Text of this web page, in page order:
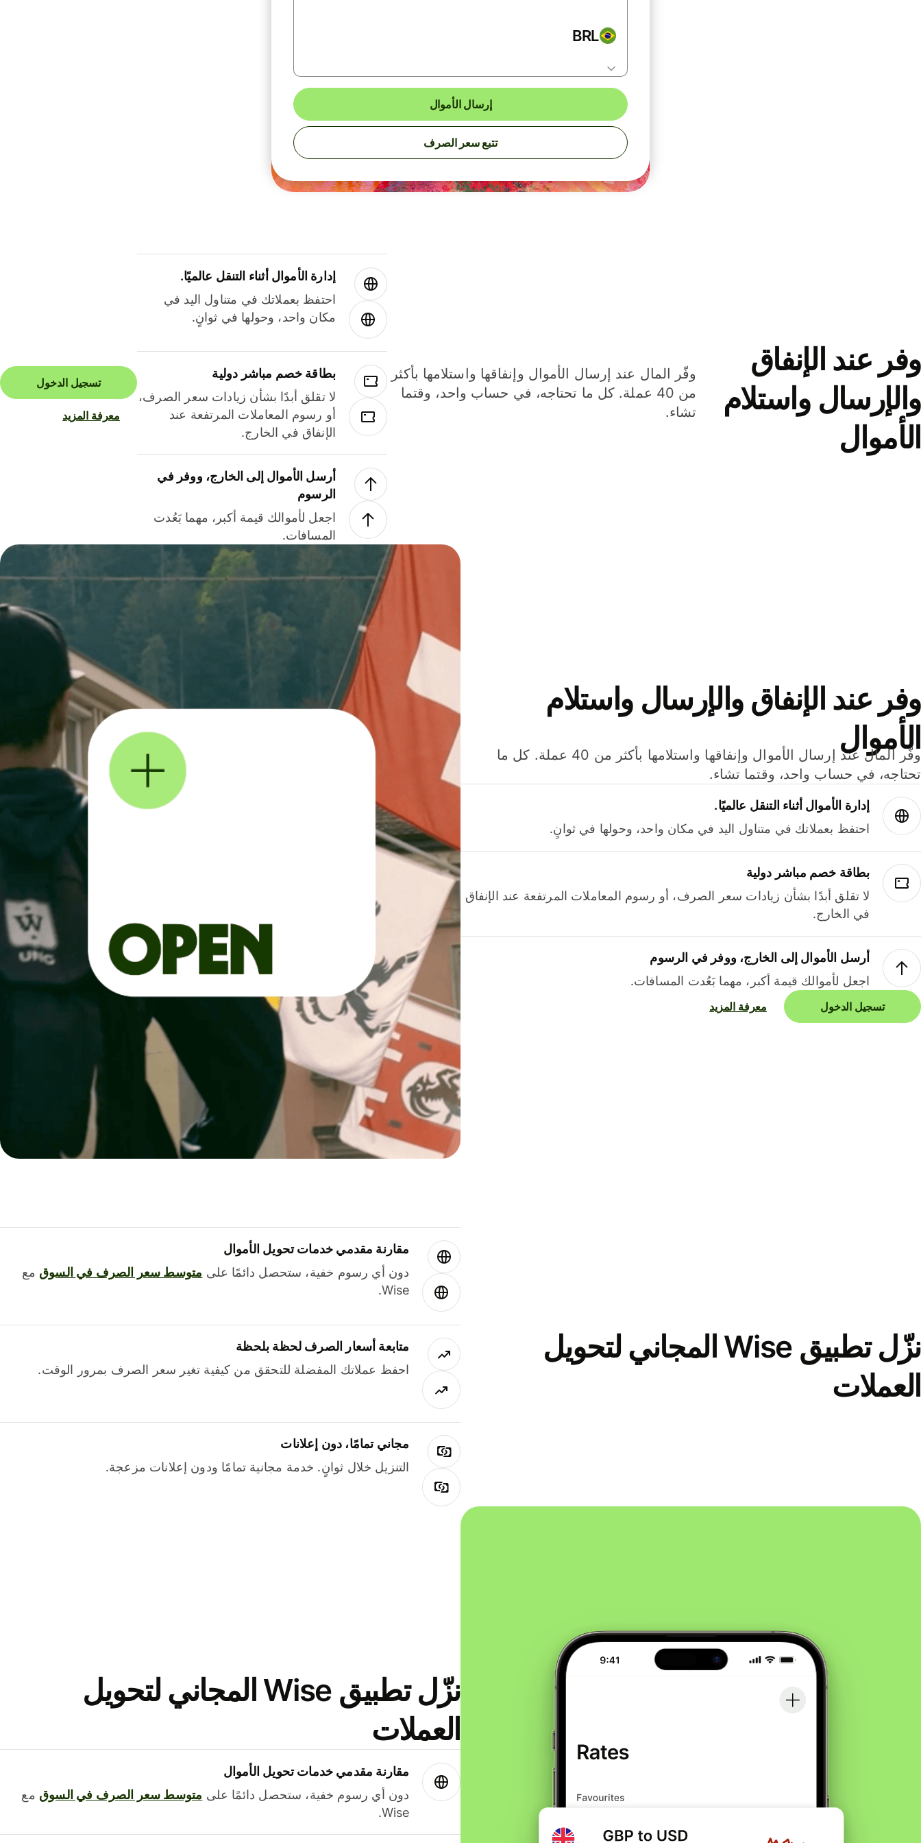
BRL
إرسال الأموال
تتبع سعر الصرف
وفر عند الإنفاق
والإرسال واستلام
الأموال
وفّر المال عند إرسال الأموال وإنفاقها واستلامها بأكثر
من 40 عملة. كل ما تحتاجه، في حساب واحد، وقتما
تشاء.
إدارة الأموال أثناء التنقل عالميًا.
احتفظ بعملاتك في متناول اليد في
مكان واحد، وحولها في ثوانٍ.
بطاقة خصم مباشر دولية
لا تقلق أبدًا بشأن زيادات سعر الصرف،
أو رسوم المعاملات المرتفعة عند
الإنفاق في الخارج.
أرسل الأموال إلى الخارج، ووفر في
الرسوم
اجعل لأموالك قيمة أكبر، مهما بَعُدت
المسافات.
تسجيل الدخول
معرفة المزيد
وفر عند الإنفاق والإرسال واستلام
الأموال
وفّر المال عند إرسال الأموال وإنفاقها واستلامها بأكثر من 40 عملة. كل ما
تحتاجه، في حساب واحد، وقتما تشاء.
إدارة الأموال أثناء التنقل عالميًا.
احتفظ بعملاتك في متناول اليد في مكان واحد، وحولها في ثوانٍ.
بطاقة خصم مباشر دولية
لا تقلق أبدًا بشأن زيادات سعر الصرف، أو رسوم المعاملات المرتفعة عند الإنفاق
في الخارج.
أرسل الأموال إلى الخارج، ووفر في الرسوم
اجعل لأموالك قيمة أكبر، مهما بَعُدت المسافات.
تسجيل الدخول معرفة المزيد
نزّل تطبيق Wise المجاني لتحويل
العملات
مقارنة مقدمي خدمات تحويل الأموال
دون أي رسوم خفية، ستحصل دائمًا على متوسط ​​سعر الصرف في السوق مع
Wise.
متابعة أسعار الصرف لحظة بلحظة
احفظ عملاتك المفضلة للتحقق من كيفية تغير سعر الصرف بمرور الوقت.
مجاني تمامًا، دون إعلانات
التنزيل خلال ثوانٍ. خدمة مجانية تمامًا ودون إعلانات مزعجة.
نزّل تطبيق Wise المجاني لتحويل
العملات
مقارنة مقدمي خدمات تحويل الأموال
دون أي رسوم خفية، ستحصل دائمًا على متوسط ​​سعر الصرف في السوق مع
Wise.